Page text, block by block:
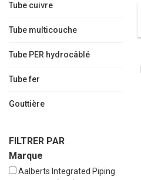
Tube cuivre
Tube multicouche
Tube PER hydrocâblé
Tube fer
Gouttière
FILTRER PAR
Marque
Aalberts Integrated Piping